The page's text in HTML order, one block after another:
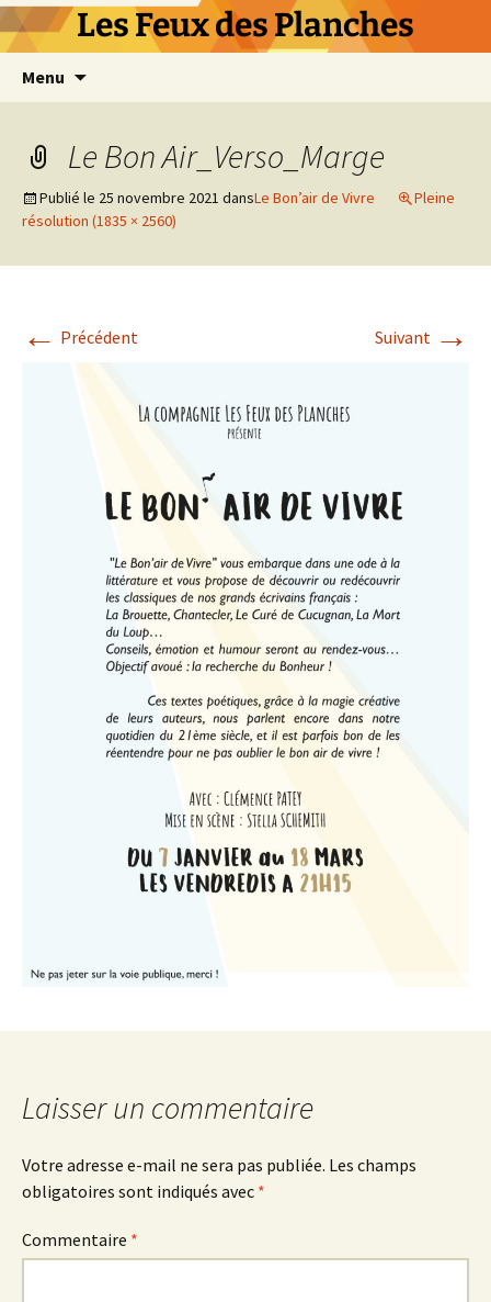
Les Feux des Planches
Menu
Le Bon Air_Verso_Marge
Publié le 25 novembre 2021 dansLe Bon’air de Vivre
Pleine
résolution (1835 × 2560)
← Précédent Suivant →
Laisser un commentaire
Votre adresse e-mail ne sera pas publiée. Les champs
obligatoires sont indiqués avec *
Commentaire *